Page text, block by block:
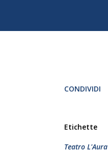
CONDIVIDI
Etichette
Teatro L'Aura